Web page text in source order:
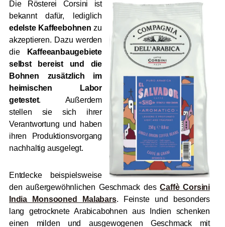
Die Rösterei Corsini ist
bekannt dafür, lediglich
edelste Kaffeebohnen zu
akzeptieren. Dazu werden
die
Kaffeeanbaugebiete
selbst bereist und die
Bohnen zusätzlich im
heimischen Labor
getestet. Außerdem
stellen sie sich ihrer
Verantwortung und haben
ihren Produktionsvorgang
nachhaltig ausgelegt.
Entdecke beispielsweise
den außergewöhnlichen Geschmack desCaffè Corsini
India Monsooned Malabars. Feinste und besonders
lang getrocknete Arabicabohnen aus Indien schenken
einen milden und ausgewogenen Geschmack mit